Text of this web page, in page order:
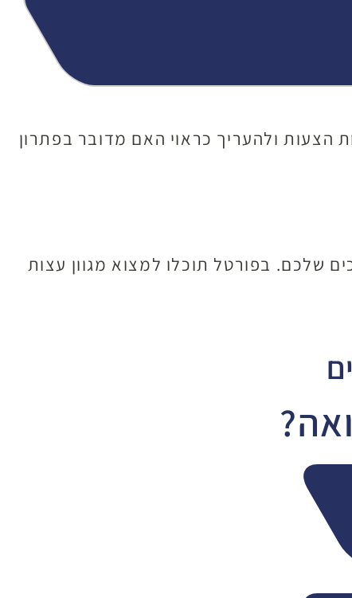
ולהעריך כראוי האם מדובר בפתרון
שלכם. בפורטל תוכלו למצוא מגוון עצות